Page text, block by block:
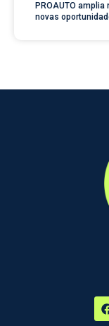
PROAUTO
novas